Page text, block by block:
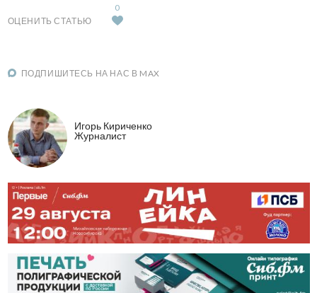
ОЦЕНИТЬ СТАТЬЮ
0
ПОДПИШИТЕСЬ НА НАС В MAX
Игорь Кириченко
Журналист